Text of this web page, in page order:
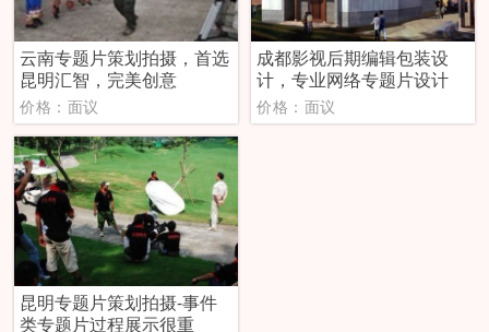
云南专题片策划拍摄，首选
昆明汇智，完美创意
价格：面议
成都影视后期编辑包装设
计，专业网络专题片设计
价格：面议
昆明专题片策划拍摄-事件
类专题片过程展示很重